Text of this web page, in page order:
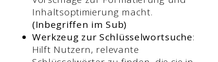
Inhaltsoptimierung macht.
(Inbegriffen im Sub)
Werkzeug zur Schlüsselwortsuche:
Hilft Nutzern, relevante